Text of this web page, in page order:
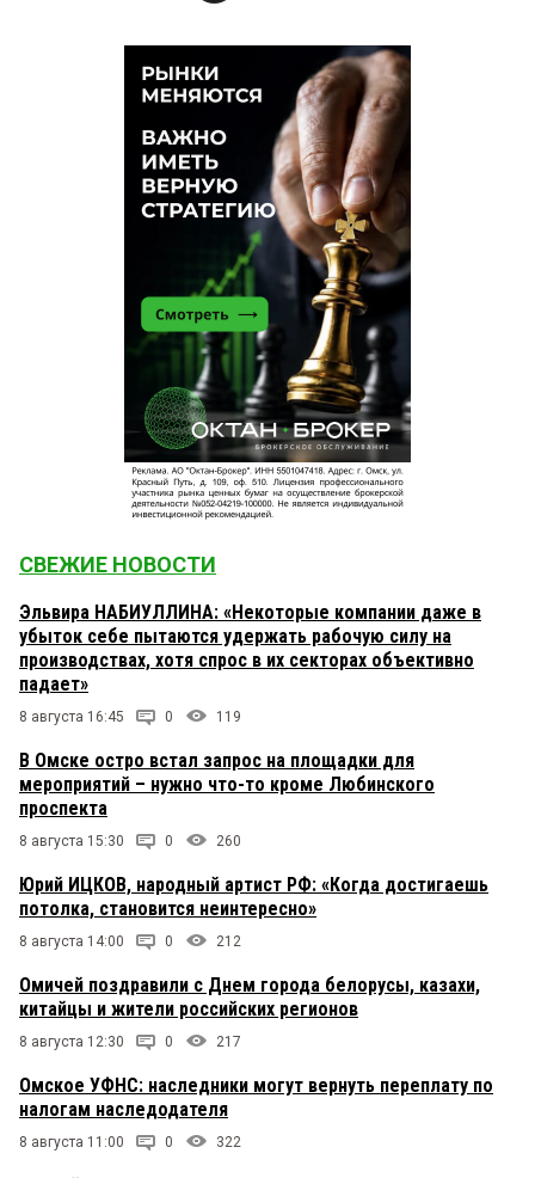
СВЕЖИЕ НОВОСТИ
Эльвира НАБИУЛЛИНА: «Некоторые компании даже в
убыток себе пытаются удержать рабочую силу на
производствах, хотя спрос в их секторах объективно
падает»
8 августа 16:45 0 119
В Омске остро встал запрос на площадки для
мероприятий – нужно что-то кроме Любинского
проспекта
8 августа 15:30 0 260
Юрий ИЦКОВ, народный артист РФ: «Когда достигаешь
потолка, становится неинтересно»
8 августа 14:00 0 212
Омичей поздравили с Днем города белорусы, казахи,
китайцы и жители российских регионов
8 августа 12:30 0 217
Омское УФНС: наследники могут вернуть переплату по
налогам наследодателя
8 августа 11:00 0 322